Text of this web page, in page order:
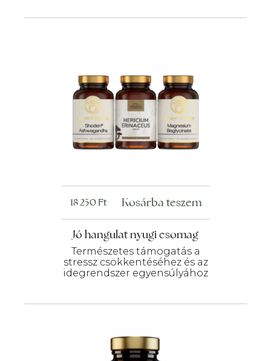
Jó hangulat nyugi csomag
Természetes támogatás a
stressz csökkentéséhez és az
idegrendszer egyensúlyához
18 250Ft Kosárba teszem